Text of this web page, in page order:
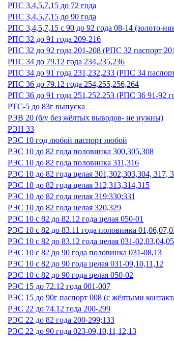
РПС 3,4,5,7,15 до 72 года
РПС 3,4,5,7,15 до 90 года
РПС 3,4,5,7,15 с 90 до 92 года 08-14 (золото-
РПС 32 до 91 года 209-216
РПС 32 до 92 года 201-208 (РПС 32 паспорт
РПС 34 до 79.12 года 234,235,236
РПС 34 до 91 года 231,232,233 (РПС 34
РПС 36 до 79.12 года 254,255,256,264
РПС 36 до 91 года 251,252,253 (РПС 36 91-92
РТС-5 до 83г выпуска
РЭВ 20 (б/у без жёлтых выводов- не нужны)
РЭН 33
РЭС 10 год любой паспорт любой
РЭС 10 до 82 года половинка 300,305,308
РЭС 10 до 82 года половинка 311,316
РЭС 10 до 82 года целая 301,302,303,304, 317,
РЭС 10 до 82 года целая 312,313,314,315
РЭС 10 до 82 года целая 319;330;331
РЭС 10 до 82 года целая 320,329
РЭС 10 с 82 до 82.12 года целая 050-01
РЭС 10 с 82 до 83.11 года половинка
РЭС 10 с 82 до 83.12 года целая 031-02,03,04,05
РЭС 10 с 82 до 90 года половинка 031-08,13
РЭС 10 с 82 до 90 года целая 031-09,10,11,12
РЭС 10 с 82 до 90 года целая 050-02
РЭС 15 до 72.12 года 001-007
РЭС 15 до 90г паспорт 008 (с жёлтыми
РЭС 22 до 74.12 года 200-299
РЭС 22 до 82 года 200-299;133
РЭС 22 до 90 года 023-09,10,11,12,13